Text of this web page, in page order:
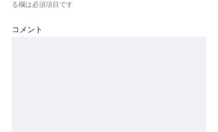
る欄は必須項目です
コメント